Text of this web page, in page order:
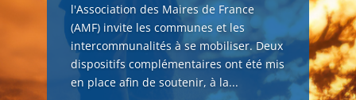
l'Association des Maires de France
(AMF) invite les communes et les
intercommunalités à se mobiliser. Deux
dispositifs complémentaires ont été mis
en place afin de soutenir, à la...